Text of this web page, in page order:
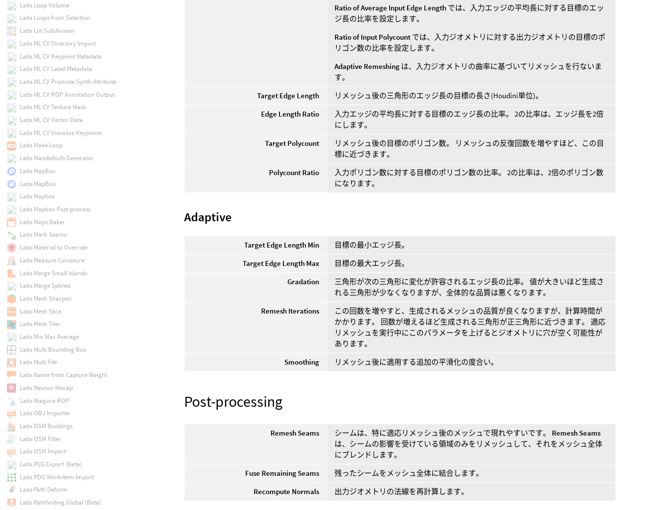
Ratio of Average Input Edge Length では、入力エッジの平均長に対する目標のエッ
ジ長の比率を設定します。
Ratio of Input Polycount では、入力ジオメトリに対する出力ジオメトリの目標のポ
リゴン数の比率を設定します。
Adaptive Remeshing は、入力ジオメトリの曲率に基づいてリメッシュを行ないま
す。
Target Edge Length
リメッシュ後の三角形のエッジ長の目標の長さ(Houdini単位)。
Edge Length Ratio
入力エッジの平均長に対する目標のエッジ長の比率。 2の比率は、エッジ長を2倍
にします。
Target Polycount
リメッシュ後の目標のポリゴン数。 リメッシュの反復回数を増やすほど、この目
標に近づきます。
Polycount Ratio
入力ポリゴン数に対する目標のポリゴン数の比率。 2の比率は、2倍のポリゴン数
になります。
Adaptive
Target Edge Length Min
目標の最小エッジ長。
Target Edge Length Max
目標の最大エッジ長。
Gradation
三角形が次の三角形に変化が許容されるエッジ長の比率。 値が大きいほど生成さ
れる三角形が少なくなりますが、全体的な品質は悪くなります。
Remesh Iterations
この回数を増やすと、生成されるメッシュの品質が良くなりますが、計算時間が
かかります。 回数が増えるほど生成される三角形が正三角形に近づきます。 適応
リメッシュを実行中にこのパラメータを上げるとジオメトリに穴が空く可能性が
あります。
Smoothing
リメッシュ後に適用する追加の平滑化の度合い。
Post-processing
Remesh Seams シームは、特に適応リメッシュ後のメッシュで現れやすいです。 Remesh Seams
は、シームの影響を受けている領域のみをリメッシュして、それをメッシュ全体
にブレンドします。
Fuse Remaining Seams
残ったシームをメッシュ全体に結合します。
Recompute Normals
出力ジオメトリの法線を再計算します。
Labs Loop Volume
Labs Loops from Selection
Labs Lot Subdivision
Labs ML CV Directory Import
Labs ML CV Keypoint Metadata
Labs ML CV Label Metadata
Labs ML CV Promote Synth Attribute
Labs ML CV ROP Annotation Output
Labs ML CV Texture Mask
Labs ML CV Vector Data
Labs ML CV Visualize Keypoints
Labs Make Loop
Labs Mandelbulb Generator
Labs MapBox
Labs MapBox
Labs Mapbox
Labs Mapbox Post-process
Labs Maps Baker
Labs Mark Seams
Labs Material to Override
Labs Measure Curvature
Labs Merge Small Islands
Labs Merge Splines
Labs Mesh Sharpen
Labs Mesh Slice
Labs Mesh Tiler
Labs Min Max Average
Labs Multi Bounding Box
Labs Multi File
Labs Name from Capture Weight
Labs Neuron Mocap
Labs Niagara ROP
Labs OBJ Importer
Labs OSM Buildings
Labs OSM Filter
Labs OSM Import
Labs PCG Export (Beta)
Labs PDG Work-Item Import
Labs Path Deform
Labs Pathfinding Global (Beta)